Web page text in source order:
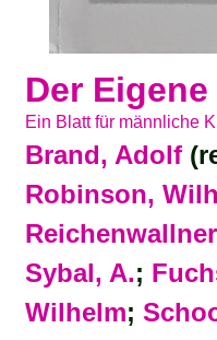
Der Eigene
Ein Blatt für männliche
Brand, Adolf
Robinson,
Sybal, A.;
Wilhelm;